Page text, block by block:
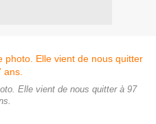
Elle vient de nous quitter à 97